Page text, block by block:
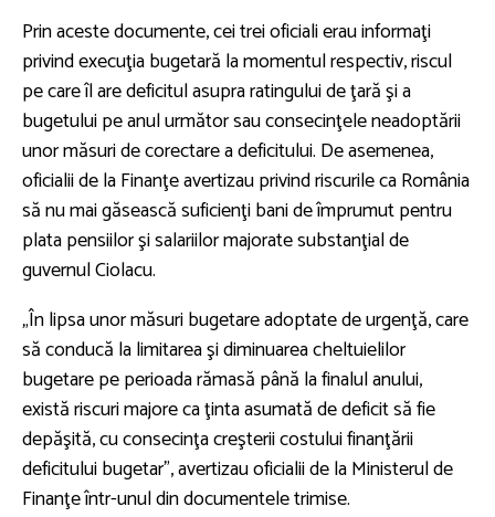
Prin aceste documente, cei trei oficiali erau informaţi
privind execuţia bugetară la momentul respectiv, riscul
pe care îl are deficitul asupra ratingului de ţară şi a
bugetului pe anul următor sau consecinţele neadoptării
unor măsuri de corectare a deficitului. De asemenea,
oficialii de la Finanţe avertizau privind riscurile ca România
să nu mai găsească suficienţi bani de împrumut pentru
plata pensiilor şi salariilor majorate substanţial de
guvernul Ciolacu.
„În lipsa unor măsuri bugetare adoptate de urgenţă, care
să conducă la limitarea şi diminuarea cheltuielilor
bugetare pe perioada rămasă până la finalul anului,
există riscuri majore ca ţinta asumată de deficit să fie
depăşită, cu consecinţa creşterii costului finanţării
deficitului bugetar”, avertizau oficialii de la Ministerul de
Finanţe într-unul din documentele trimise.